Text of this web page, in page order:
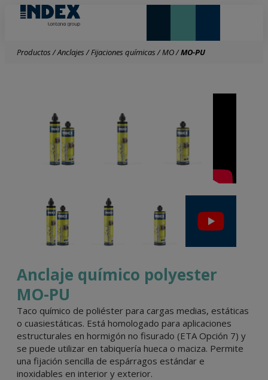
Productos/Anclajes/Fijaciones químicas/MO/MO-PU
Anclaje químico polyester
MO-PU
Taco químico de poliéster para cargas medias, estáticas
o cuasiestáticas. Está homologado para aplicaciones
estructurales en hormigón no fisurado (ETA Opción 7) y
se puede utilizar en tabiquería hueca o maciza. Permite
una fijación sencilla de espárragos estándar e
inoxidables en interior y exterior.